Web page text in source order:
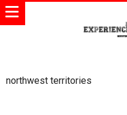
northwest territories